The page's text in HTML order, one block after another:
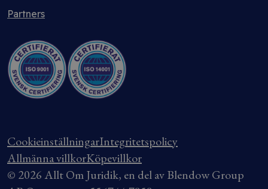
Partners
CookieinställningarIntegritetspolicy
Allmänna villkorKöpevillkor
© 2026 Allt Om Juridik, en del av Blendow Group